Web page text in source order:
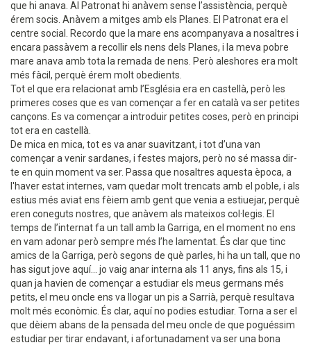
que hi anava. Al Patronat hi anàvem sense l’assistència, perquè
érem socis. Anàvem a mitges amb els Planes. El Patronat era el
centre social. Recordo que la mare ens acompanyava a nosaltres i
encara passàvem a recollir els nens dels Planes, i la meva pobre
mare anava amb tota la remada de nens. Però aleshores era molt
més fàcil, perquè érem molt obedients.
Tot el que era relacionat amb l’Església era en castellà, però les
primeres coses que es van començar a fer en català va ser petites
cançons. Es va començar a introduir petites coses, però en principi
tot era en castellà.
De mica en mica, tot es va anar suavitzant, i tot d’una van
començar a venir sardanes, i festes majors, però no sé massa dir-
te en quin moment va ser. Passa que nosaltres aquesta època, a
l'haver estat internes, vam quedar molt trencats amb el poble, i als
estius més aviat ens fèiem amb gent que venia a estiuejar, perquè
eren coneguts nostres, que anàvem als mateixos col·legis. El
temps de l’internat fa un tall amb la Garriga, en el moment no ens
en vam adonar però sempre més l’he lamentat. És clar que tinc
amics de la Garriga, però segons de què parles, hi ha un tall, que no
has sigut jove aquí... jo vaig anar interna als 11 anys, fins als 15, i
quan ja havien de començar a estudiar els meus germans més
petits, el meu oncle ens va llogar un pis a Sarrià, perquè resultava
molt més econòmic. És clar, aquí no podies estudiar. Torna a ser el
que dèiem abans de la pensada del meu oncle de que poguéssim
estudiar per tirar endavant, i afortunadament va ser una bona